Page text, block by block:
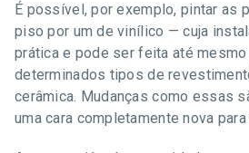
É possível, por exemplo, pintar as
piso por um de vinílico — cuja
prática e pode ser feita até
determinados tipos de
cerâmica. Mudanças como essas
uma cara completamente nova